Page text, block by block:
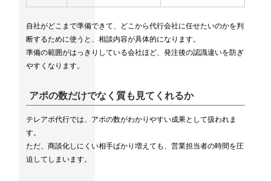
自社がどこまで準備できて、どこから代行会社に任せたいのかを判
断するために使うと、相談内容が具体的になります。
準備の範囲がはっきりしている会社ほど、発注後の認識違いを防ぎ
やすくなります。
アポの数だけでなく質も見てくれるか
テレアポ代行では、アポの数がわかりやすい成果として扱われま
す。
ただ、商談化しにくい相手ばかり増えても、営業担当者の時間を圧
迫してしまいます。